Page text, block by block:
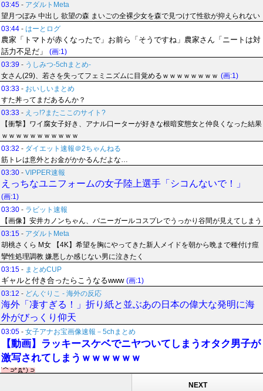
03:45 - アダルトMeta
望月つぼみ 中出し 欲望の森 まいごの全裸少女を森で見つけて性欲が抑えられない
03:44 - はーとログ
農家「トマトが赤くなったで」お前ら「そうですね」農家さん「ニートは対
話力不足だ」
(画:1)
03:39 - うしみつ-5chまとめ-
女さん(29)、若さを失ってフェミニズムに目覚めるｗｗｗｗｗｗｗｗ (画:1)
03:33 - おいしいまとめ
すた丼ってまだあるんか？
03:33 - えっ!?またここのサイト?
【衝撃】ワイ腐女子好き、アナル口ーターが好きな根暗変態女と仲良くなった結果
ｗｗｗｗｗｗｗｗｗｗｗ
03:32 - ダイエット速報＠2ちゃんねる
筋トレは意外とお金がかかるんだよな…
03:30 - VIPPER速報
えっちなユニフォームの女子陸上選手「シコんないで！」
(画:1)
03:30 - ラビット速報
【画像】安井カノンちゃん、バニーガールコスプレでうっかり谷間が見えてしまう
03:15 - アダルトMeta
胡桃さくら M女 【4K】希望を胸にやってきた新人メイドを朝から晩まで種付け痙
攣性処理調教 嫌悪しか感じない男に泣きたく
03:15 - まとめCUP
ギャルと付き合ったらこうなるwww (画:1)
03:12 - どんぐりこ - 海外の反応
海外「凄すぎる！」折り紙と並ぶあの日本の偉大な発明に海
外がびっくり仰天
03:05 - 女子アナお宝画像速報－5chまとめ
【動画】ラッキースケベでニヤついてしまうオタク男子が
激写されてしまうｗｗｗｗｗｗ
NEXT